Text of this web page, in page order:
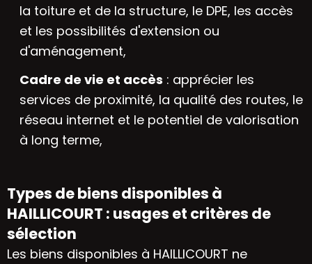
la toiture et de la structure, le DPE, les accès
et les possibilités d'extension ou
d'aménagement,
Cadre de vie et accès : apprécier les
services de proximité, la qualité des routes, le
réseau internet et le potentiel de valorisation
à long terme,
Types de biens disponibles à
HAILLICOURT : usages et critères de
sélection
Les biens disponibles à HAILLICOURT ne